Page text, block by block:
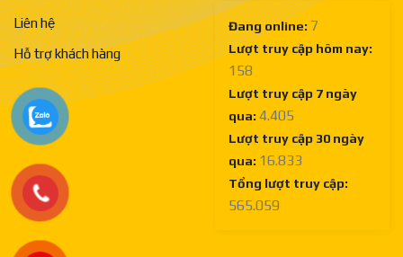
Liên hệ
Hỗ trợ khách hàng
Đang online: 7
Lượt truy cập hôm nay:
158
Lượt truy cập 7 ngày
qua: 4.405
Lượt truy cập 30 ngày
qua: 16.833
Tổng lượt truy cập:
565.059